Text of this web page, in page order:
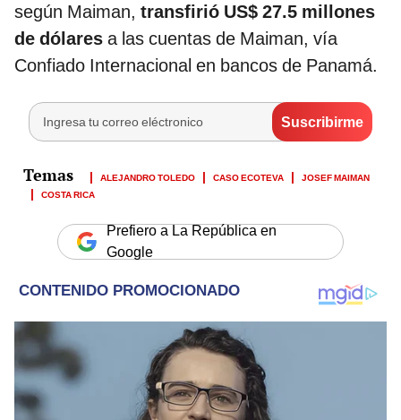
según Maiman, transfirió US$ 27.5 millones
de dólares a las cuentas de Maiman, vía
Confiado Internacional en bancos de Panamá.
ALEJANDRO TOLEDO CASO ECOTEVA
JOSEF MAIMAN
COSTA RICA
Prefiero a La República en
Google